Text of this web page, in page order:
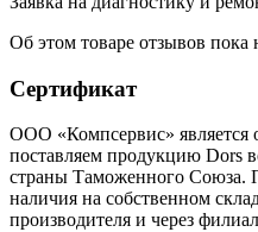
Об этом товаре отзывов пока
Сертификат
ООО «Компсервис»
поставляем продукцию Dors
страны Таможенного Союза.
наличия на собственном
производителя и через